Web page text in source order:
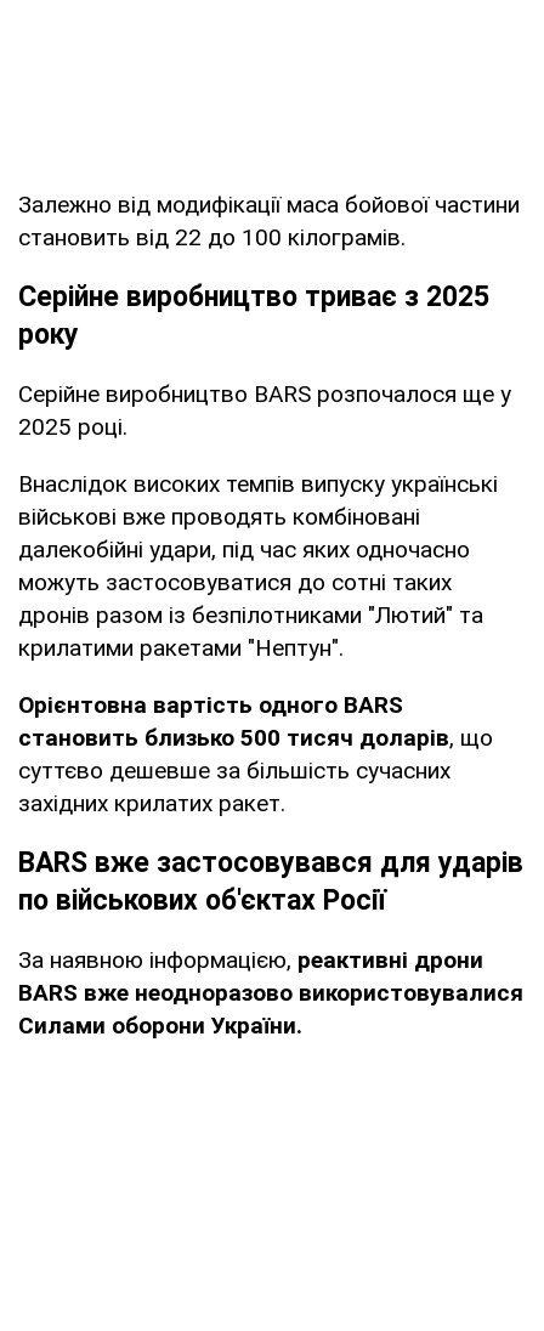
Залежно від модифікації маса бойової частини
становить від 22 до 100 кілограмів.
Серійне виробництво триває з 2025
року
Серійне виробництво BARS розпочалося ще у
2025 році.
Внаслідок високих темпів випуску українські
військові вже проводять комбіновані
далекобійні удари, під час яких одночасно
можуть застосовуватися до сотні таких
дронів разом із безпілотниками "Лютий" та
крилатими ракетами "Нептун".
Орієнтовна вартість одного BARS
становить близько 500 тисяч доларів, що
суттєво дешевше за більшість сучасних
західних крилатих ракет.
BARS вже застосовувався для ударів
по військових об'єктах Росії
За наявною інформацією, реактивні дрони
BARS вже неодноразово використовувалися
Силами оборони України.